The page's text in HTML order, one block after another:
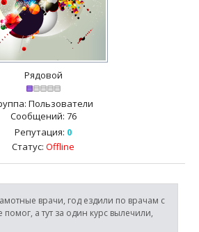
Рядовой
Пользователи
Сообщений: 76
Репутация: 0
Статус: Offline
врачи, год ездили по врачам с
помог, а тут за один курс вылечили,